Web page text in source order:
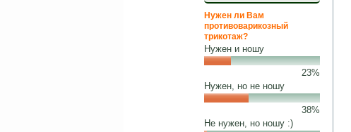
Нужен ли Вам
противоварикозный
трикотаж?
Нужен и ношу
23%
Нужен, но не ношу
38%
Не нужен, но ношу :)